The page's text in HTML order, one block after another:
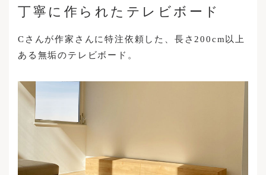
丁寧に作られたテレビボード
Cさんが作家さんに特注依頼した、長さ200cm以上
ある無垢のテレビボード。